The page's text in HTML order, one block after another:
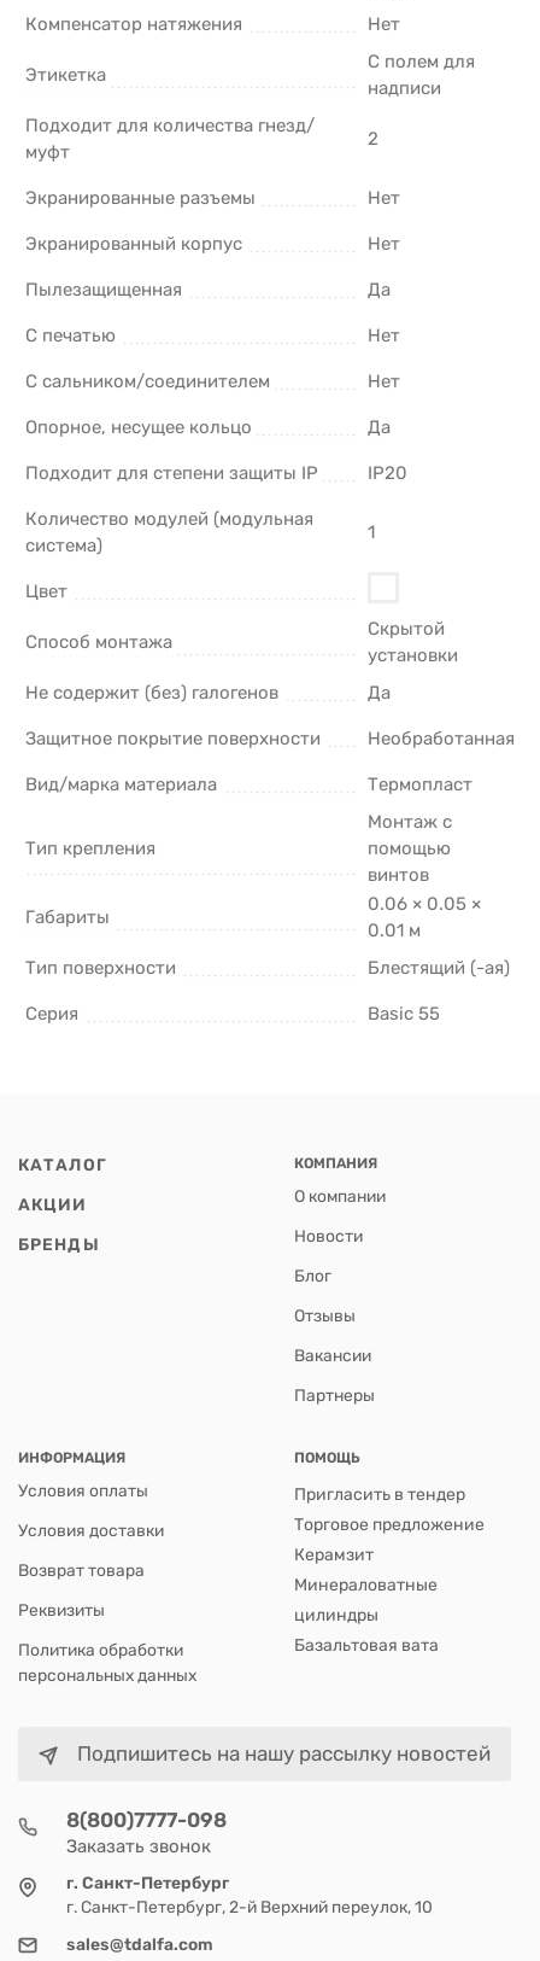
Компенсатор натяжения
Нет
Этикетка
С полем для
надписи
Подходит для количества гнезд/
муфт
2
Экранированные разъемы Нет
Экранированный корпус Нет
Пылезащищенная Да
С печатью Нет
С сальником/соединителем Нет
Опорное, несущее кольцо Да
Подходит для степени защиты IP IP20
Количество модулей (модульная
система)
1
Цвет
Способ монтажа
Скрытой
установки
Не содержит (без) галогенов
Да
Защитное покрытие поверхности Необработанная
Вид/марка материала Термопласт
Тип крепления
Монтаж с
помощью
винтов
Габариты
0.06 × 0.05 ×
0.01 м
Тип поверхности
Блестящий (-ая)
Серия Basic 55
КАТАЛОГ
АКЦИИ
БРЕНДЫ
КОМПАНИЯ
О компании
Новости
Блог
Отзывы
Вакансии
Партнеры
ИНФОРМАЦИЯ
Условия оплаты
Условия доставки
Возврат товара
Реквизиты
Политика обработки
персональных данных
ПОМОЩЬ
Пригласить в тендер
Торговое предложение
Керамзит
Минераловатные
цилиндры
Базальтовая вата
Подпишитесь на нашу рассылку новостей
8(800)7777-098
Заказать звонок
г. Санкт-Петербург
г. Санкт-Петербург, 2-й Верхний переулок, 10
sales@tdalfa.com